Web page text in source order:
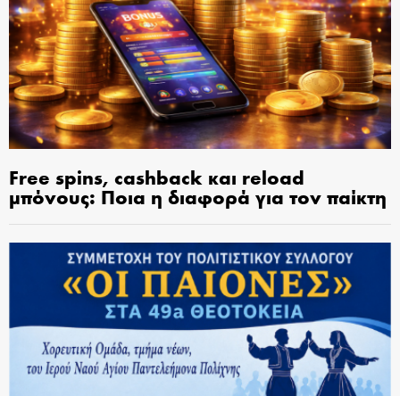
Free spins, cashback και reload
μπόνους: Ποια η διαφορά για τον παίκτη